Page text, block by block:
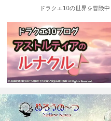
ドラクエ10の世界を冒険